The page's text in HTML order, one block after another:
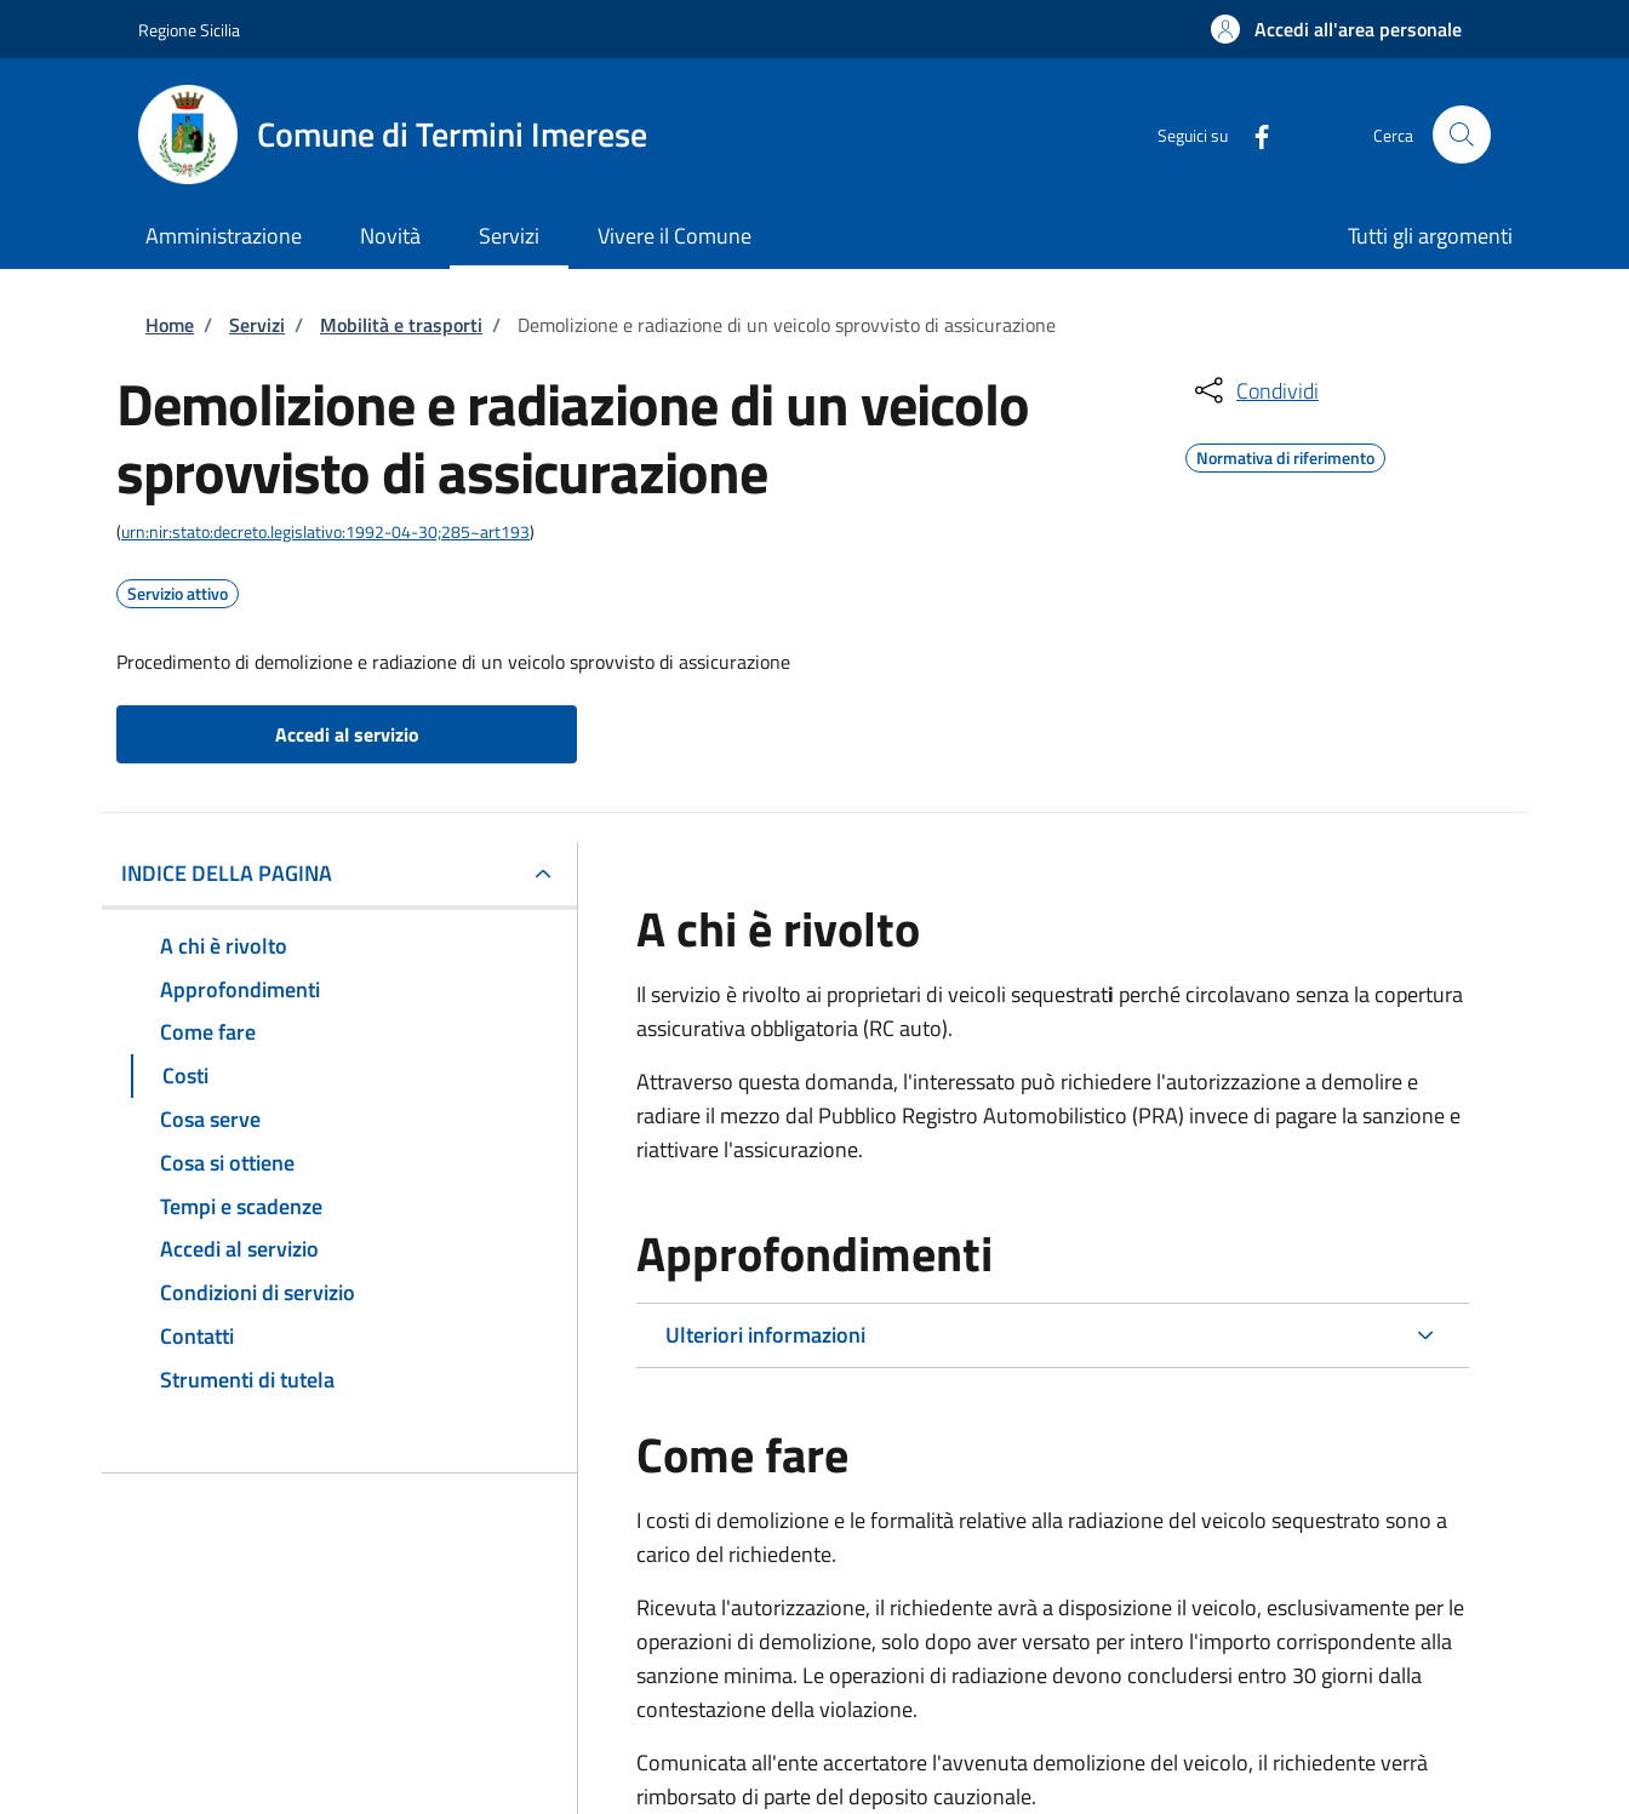
Regione Sicilia Accedi all'area personale
Comune di Termini Imerese Seguici su Cerca
Amministrazione Novità Servizi Vivere il Comune Tutti gli argomenti
Briciole di pane
Home / Servizi / Mobilità e trasporti / Demolizione e radiazione di un veicolo sprovvisto di assicurazione
Demolizione e radiazione di un veicolo
sprovvisto di assicurazione
(urn:nir:stato:decreto.legislativo:1992-04-30;285~art193)
Servizio attivo
Procedimento di demolizione e radiazione di un veicolo sprovvisto di assicurazione
Accedi al servizio
Condividi
Normativa di riferimento
INDICE DELLA PAGINA
A chi è rivolto
Approfondimenti
Come fare
Costi
Cosa serve
Cosa si ottiene
Tempi e scadenze
Accedi al servizio
Condizioni di servizio
Contatti
Strumenti di tutela
A chi è rivolto
Il servizio è rivolto ai proprietari di veicoli sequestrati perché circolavano senza la copertura
assicurativa obbligatoria (RC auto).
Attraverso questa domanda, l'interessato può richiedere l'autorizzazione a demolire e
radiare il mezzo dal Pubblico Registro Automobilistico (PRA) invece di pagare la sanzione e
riattivare l'assicurazione.
Approfondimenti
Ulteriori informazioni
Come fare
I costi di demolizione e le formalità relative alla radiazione del veicolo sequestrato sono a
carico del richiedente.
Ricevuta l'autorizzazione, il richiedente avrà a disposizione il veicolo, esclusivamente per le
operazioni di demolizione, solo dopo aver versato per intero l'importo corrispondente alla
sanzione minima. Le operazioni di radiazione devono concludersi entro 30 giorni dalla
contestazione della violazione.
Comunicata all'ente accertatore l'avvenuta demolizione del veicolo, il richiedente verrà
rimborsato di parte del deposito cauzionale.